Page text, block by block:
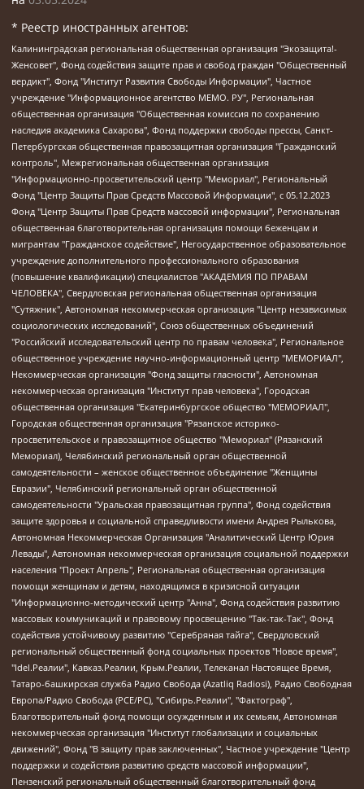
* Реестр иностранных агентов:
Калининградская региональная общественная организация "Экозащита!-Женсовет", Фонд содействия защите прав и свобод граждан "Общественный вердикт", Фонд "Институт Развития Свободы Информации", Частное учреждение "Информационное агентство МЕМО. РУ", Региональная общественная организация "Общественная комиссия по сохранению наследия академика Сахарова", Фонд поддержки свободы прессы, Санкт-Петербургская общественная правозащитная организация "Гражданский контроль", Межрегиональная общественная организация "Информационно-просветительский центр "Мемориал", Региональный Фонд "Центр Защиты Прав Средств Массовой Информации", с 05.12.2023 Фонд "Центр Защиты Прав Средств массовой информации", Региональная общественная благотворительная организация помощи беженцам и мигрантам "Гражданское содействие", Негосударственное образовательное учреждение дополнительного профессионального образования (повышение квалификации) специалистов "АКАДЕМИЯ ПО ПРАВАМ ЧЕЛОВЕКА", Свердловская региональная общественная организация "Сутяжник", Автономная некоммерческая организация "Центр независимых социологических исследований", Союз общественных объединений "Российский исследовательский центр по правам человека", Региональное общественное учреждение научно-информационный центр "МЕМОРИАЛ", Некоммерческая организация "Фонд защиты гласности", Автономная некоммерческая организация "Институт прав человека", Городская общественная организация "Екатеринбургское общество "МЕМОРИАЛ", Городская общественная организация "Рязанское историко-просветительское и правозащитное общество "Мемориал" (Рязанский Мемориал), Челябинский региональный орган общественной самодеятельности – женское общественное объединение "Женщины Евразии", Челябинский региональный орган общественной самодеятельности "Уральская правозащитная группа", Фонд содействия защите здоровья и социальной справедливости имени Андрея Рылькова, Автономная Некоммерческая Организация "Аналитический Центр Юрия Левады", Автономная некоммерческая организация социальной поддержки населения "Проект Апрель", Региональная общественная организация помощи женщинам и детям, находящимся в кризисной ситуации "Информационно-методический центр "Анна", Фонд содействия развитию массовых коммуникаций и правовому просвещению "Так-так-Так", Фонд содействия устойчивому развитию "Серебряная тайга", Свердловский региональный общественный фонд социальных проектов "Новое время", "Idel.Реалии", Кавказ.Реалии, Крым.Реалии, Телеканал Настоящее Время, Татаро-башкирская служба Радио Свобода (Azatliq Radiosi), Радио Свободная Европа/Радио Свобода (PCE/PC), "Сибирь.Реалии", "Фактограф", Благотворительный фонд помощи осужденным и их семьям, Автономная некоммерческая организация "Институт глобализации и социальных движений", Фонд "В защиту прав заключенных", Частное учреждение "Центр поддержки и содействия развитию средств массовой информации", Пензенский региональный общественный благотворительный фонд "Гражданский союз", "Север.Реалии", Некоммерческая организация Фонд "Правовая инициатива", Общество с ограниченной ответственностью "Радио Свободная Европа/Радио Свобода", Чешское информационное агентство "MEDIUM-ORIENT", Красноярская региональная общественная организация "Мы против СПИДа", Камалягин Денис Николаевич, Маркелов Сергей Евгеньевич, Пономарев Лев Александрович, Савицкая Людмила Алексеевна, Автономная некоммерческая организация "Центр по работе с проблемой насилия "НАСИЛИЮ.НЕТ", Межрегиональный профессиональный союз работников здравоохранения "Альянс врачей", Юридическое лицо, зарегистрированное в Латвийской Республике, SIA "Medusa Project" (регистрационный номер 40103797863, дата регистрации 10.06.2014), Некоммерческая организация "Фонд по борьбе с коррупцией", Автономная некоммерческая организация "Институт права и публичной политики", Баданин Роман Сергеевич, Гликин Максим Александрович, Железнова Мария Михайловна, Лукьянова Юлия Сергеевна, Маетная Елизавета Витальевна, Маняхин Петр Борисович, Чуракова Ольга Владимировна, Ярош Юлия Петровна, Юридическое лицо "The Insider SIA", зарегистрированное в Риге, Латвийская Республика (дата регистрации 26.06.2015), являющееся администратором доменного имени интернет-издания "The Insider SIA", https://theins.ru, Постернак Алексей Евгеньевич, Рубин Михаил Аркадьевич, Анин Роман Александрович, Юридическое лицо Istories fonds, зарегистрированное в Латвийской Республике (регистрационный номер 50008295751, дата регистрации 24.02.2020), Великовский Дмитрий Александрович, Долинина Ирина Николаевна, Мароховская Алеся Алексеевна, Шлейнов Роман Юрьевич, Шмагун Олеся Валентиновна, Общество с ограниченной ответственностью "Альтаир 2021", Общество с ограниченной ответственностью "Вега 2021", Общество с ограниченной ответственностью "Главный редактор 2021", Общество с ограниченной ответственностью "Ромашки монолит", Важенков Артем Валерьевич, Ивановская областная общественная организация "Центр гендерных исследований", Гурман Юрий Альбертович, Медиапроект "ОВД-Инфо", Егоров Владимир Владимирович, Жилинский Владимир Александрович, Общество с ограниченной ответственностью "ЗП", Иванова София Юрьевна, Карезина Инна Павловна, Кильтау Екатерина Викторовна, Петров Алексей Викторович, Пискунов Сергей Евгеньевич, Смирнов Сергей Сергеевич, Тихонов Михаил Сергеевич, Общество с ограниченной ответственностью "ЖУРНАЛИСТ-ИНОСТРАННЫЙ АГЕНТ", Арапова Галина Юрьевна, Вольтская Татьяна Анатольевна, Американская компания "Mason G.E.S. Anonymous Foundation" (США), являющаяся владельцем интернет-издания https://mnews.world/, Компания "Stichting Bellingcat", зарегистрированная в Нидерландах (дата регистрации 11.07.2018), Захаров Андрей Вячеславович, Клепиковская Екатерина Дмитриевна, Общество с ограниченной ответственностью "МЕМО", Перл Роман Александрович, Симонов Евгений Алексеевич, Соловьева Елена Анатольевна, Сотников Даниил Владимирович, Сурначева Елизавета Дмитриевна, Автономная некоммерческая организация по защите прав человека и информированию населения "Якутия – Наше Мнение", Общество с ограниченной ответственностью "Москоу диджитал медиа", с 26.01.2023 Общество с ограниченной ответственностью "Чайка Белые сады", Ветошкина Валерия Валерьевна, Заговора Максим Александрович, Межрегиональное общественное движение "Российская ЛГБТ - сеть", Оленичев Максим Владимирович, Павлов Иван Юрьевич, Скворцова Елена Сергеевна, Общество с ограниченной ответственностью "Как бы инагент", Кочетков Игорь Викторович, Общество с ограниченной ответственностью "Честные выборы", Еланчик Олег Александрович, Общество с ограниченной ответственностью "Нобелевский призыв", Гималова Регина Эмилевна, Григорьев Андрей Валерьевич, Григорьева Алина Александровна, Ассоциация по содействию защите прав призывников, альтернативнослужащих и военнослужащих "Правозащитная группа "Гражданин.Армия.Право", Хисамова Регина Фаритовна, Автономная некоммерческая организация по реализации социально-правовых программ "Лилит", Дальневосточное общественное движение "Маяк", Санкт-Петербургская ЛГБТ-инициативная группа "Выход", Инициативная группа ЛГБТ+ "Реверс", Алексеев Андрей Викторович, Бекбулатова Таисия Львовна, Беляев Иван Михайлович, Владыкина Елена Сергеевна, Гельман Марат Александрович, Никульшина Вероника Юрьевна, Толоконникова Надежда Андреевна, Шендерович Виктор Анатольевич, Общество с ограниченной ответственностью "Данное сообщение", Общество с ограниченной ответственностью Издательский дом "Новая глава", Айнбиндер Александра Александровна, Московский комьюнити-центр для ЛГБТ+инициатив, Благотворительный фонд развития филантропии, Deutsche Welle (Германия, Kurt-Schumacher-Strasse 3, 53113 Bonn), Борзунова Мария Михайловна, Воробьев Виктор Викторович, Голубева Анна Львовна, Константинова Алла Михайловна, Малкова Ирина Владимировна, Мурадов Мурад Абдулгалимович, Осетинская Елизавета Николаевна, Понасенков Евгений Николаевич, Ганапольский Матвей Юрьевич, Киселев Евгений Алексеевич, Борухович Ирина Григорьевна, Дремин Иван Тимофеевич, Дубровский Дмитрий Викторович, Красноярская региональная общественная организация поддержки и развития альтернативных образовательных технологий и межкультурных коммуникаций "ИНТЕРРА", Маяковская Екатерина Алексеевна, Фейгин Марк Захарович, Филимонов Андрей Викторович, Дзугкоева Регина Николаевна, Доброхотов Роман Александрович, Дудь Юрий Александрович, Елкин Сергей Владимирович, Кругликов Кирилл Игоревич, Сабунаева Мария Леонидовна, Семенов Алексей Владимирович, Шаинян Карен Багратович, Шульман Екатерина Михайловна, Асафьев Артур Валерьевич, Вахштайн Виктор Семенович, Венедиктов Алексей Алексеевич, Лушникова Екатерина Евгеньевна, Волков Леонид Михайлович, Невзоров Александр Глебович, Пархоменко Сергей Борисович, Сироткин Ярослав Николаевич, Кара-Мурза Владимир Владимирович, Баранова Наталья Владимировна, Гозман Леонид Яковлевич, Кагарлицкий Борис Юльевич, Климарев Михаил Валерьевич, Милов Владимир Станиславович, Автономная некоммерческая организация Краснодарский центр современного искусства "Типография", Моргенштерн Алишер Тагирович, Соболь Любовь Эдуардовна, Общество с ограниченной ответственностью "ЛИЗА НОРМ", Каспаров Гарри Кимович, Ходорковский Михаил Борисович, Общество с ограниченной ответственностью "Апрельские тезисы", Данилович Ирина Брониславовна, Кашин Олег Владимирович, Петров Николай Владимирович, Пивоваров Алексей Владимирович, Соколов Михаил Владимирович, Цветкова Юлия Владимировна, Чичваркин Евгений Александрович, Комитет против пыток/Команда против пыток, Общество с ограниченной ответственностью "Первый научный", Общество с ограниченной ответственностью "Вертолет и ко", Белоцерковская Вероника Борисовна, Кац Максим Евгеньевич, Лазарева Татьяна Юрьевна, Шаведдинов Руслан Табризович, Яшин Илья Валерьевич, Общество с ограниченной ответственностью "Иноагент ААВ", Алешковский Дмитрий Петрович, Альбац Евгения Марковна, Быков Дмитрий Львович, Галямина Юлия Евгеньевна, Лойко Сергей Леонидович, Мартынов Кирилл Константинович, Медведев Сергей Александрович, Крашенинников Федор Геннадиевич, Гордеева Катерина Вл